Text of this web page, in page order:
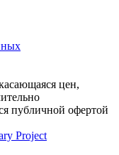
цен,
публичной офертой
Project